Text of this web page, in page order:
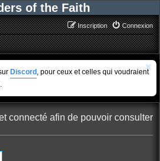
of the Faith
Connexion
Inscription
Discord , pour ceux et celles qui voudraient
connecté afin de pouvoir consulter